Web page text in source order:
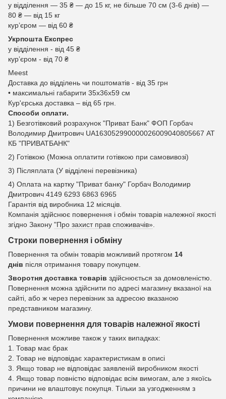
у відділення — 35 ₴ — до 15 кг, не більше 70 см (3-6 днів) —
80 ₴ — від 15 кг
курʼєром — від 60 ₴
Укрпошта Експрес
у відділення - від 45 ₴
курʼєром - від 70 ₴
Meest
Доставка до відділень чи поштоматів - від 35 грн
• максимальні габарити 35x36x59 см
Кур'єрська доставка – від 65 грн.
Способи оплати.
1) Безготівковий розрахунок "Приват Банк" ФОП Горбач
Володимир Дмитрович UA163052990000026009040805667 АТ
КБ "ПРИВАТБАНК"
2) Готівкою (Можна оплатити готівкою при самовивозі)
3) Післяплата (У відділені перевізника)
4) Оплата на картку "Приват банку" Горбач Володимир
Дмитрович 4149 6293 6863 6965
Гарантія від виробника 12 місяців.
Компанія здійснює повернення і обмін товарів належної якості
згідно Закону "Про захист прав споживачів»
Строки повернення і обміну
Повернення та обмін товарів можливий протягом 14
днів після отримання товару покупцем.
Зворотня доставка товарів здійснюється за домовленістю.
Повернення можна здійснити по адресі магазину вказаної на
сайті, або ж через перевізник за адресою вказаною
представником магазину.
Умови повернення для товарів належної якості
Повернення можливе також у таких випадках:
1. Товар має брак
2. Товар не відповідає характеристикам в описі
3. Якщо товар не відповідає заявленій виробником якості
4. Якщо товар повністю відповідає всім вимогам, але з якоїсь
причини не влаштовує покупця. Тільки за узгодженням з